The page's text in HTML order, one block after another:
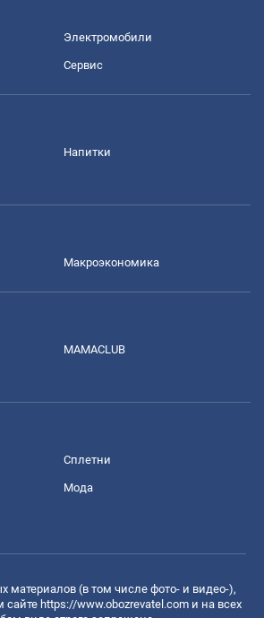
Электромобили
Сервис
Напитки
Mакроэкономика
MAMACLUB
Сплетни
Мода
материалов (в том числе фото- и видео-),
сайте https://www.obozrevatel.com и на всех